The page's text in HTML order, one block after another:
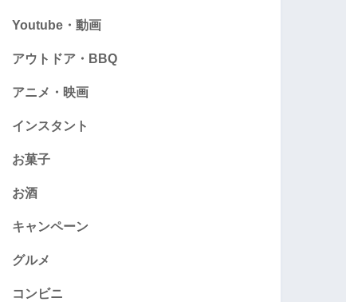
Youtube・動画
アウトドア・BBQ
アニメ・映画
インスタント
お菓子
お酒
キャンペーン
グルメ
コンビニ